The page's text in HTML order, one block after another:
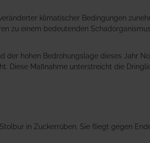
klimatischer Bedingungen
zu einem bedeutenden
hohen Bedrohungslage dieses Jahr
Diese Maßnahme unterstreicht die
in Zuckerrüben. Sie fliegt gegen